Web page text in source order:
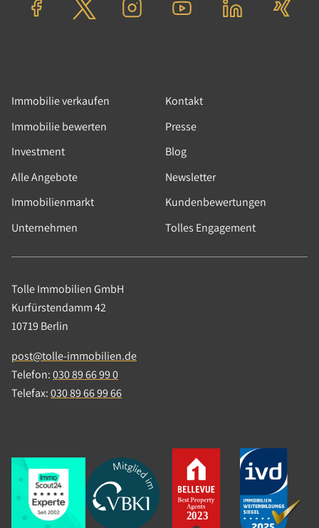
Immobilie verkaufen
Immobilie bewerten
Investment
Alle Angebote
Immobilienmarkt
Unternehmen
Kontakt
Presse
Blog
Newsletter
Kundenbewertungen
Tolles Engagement
Tolle Immobilien GmbH
Kurfürstendamm 42
10719 Berlin
post@tolle-immobilien.de
Telefon:030 89 66 99 0
Telefax:030 89 66 99 66